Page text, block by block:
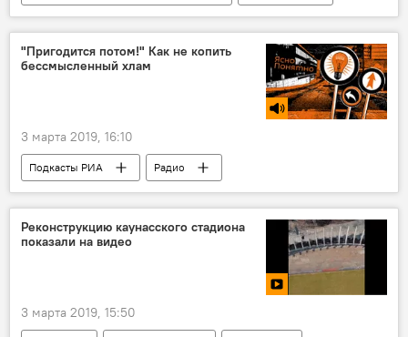
Литва
Белоруссия
очереди на границе
"Пригодится потом!" Как не копить
бессмысленный хлам
3 марта 2019, 16:10
Подкасты РИА Радио
Реконструкцию каунасского стадиона
показали на видео
3 марта 2019, 15:50